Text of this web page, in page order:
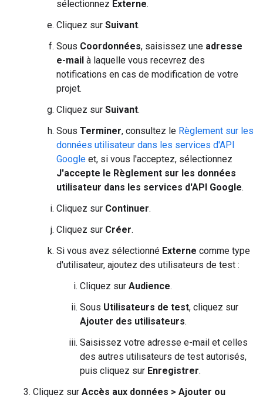
sélectionnez Externe.
Cliquez sur Suivant.
Sous Coordonnées, saisissez une adresse
e-mail à laquelle vous recevrez des
notifications en cas de modification de votre
projet.
Cliquez sur Suivant.
Sous Terminer, consultez le Règlement sur les
données utilisateur dans les services d'API
Google et, si vous l'acceptez, sélectionnez
J'accepte le Règlement sur les données
utilisateur dans les services d'API Google.
Cliquez sur Continuer.
Cliquez sur Créer.
Si vous avez sélectionné Externe comme type
d'utilisateur, ajoutez des utilisateurs de test :
Cliquez sur Audience.
Sous Utilisateurs de test, cliquez sur
Ajouter des utilisateurs.
Saisissez votre adresse e-mail et celles
des autres utilisateurs de test autorisés,
puis cliquez sur Enregistrer.
Cliquez sur Accès aux données > Ajouter ou